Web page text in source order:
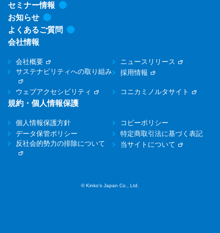
セミナー情報
お知らせ
よくあるご質問
会社情報
会社概要
ニュースリリース
サステナビリティへの取り組み
採用情報
ウェブアクセシビリティ コニカミノルタサイト
規約・個人情報保護
個人情報保護方針
コピーポリシー
データ保管ポリシー
特定商取引法に基づく表記
反社会的勢力の排除について
当サイトについて
© Kinko's Japan Co., Ltd.